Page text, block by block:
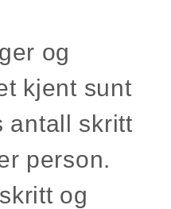
og
kjent sunt
antall skritt
person.
og